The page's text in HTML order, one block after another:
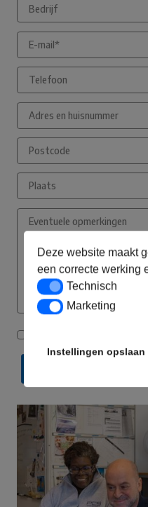
Deze website maakt
een correcte werking
TechnischTechnisch
MarketingMarketing
Instellingen opslaan
Ik ga akkoord met de